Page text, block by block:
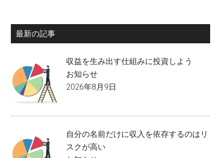
最新の記事
収益を生み出す仕組みに投資しよう
お知らせ
2026年8月9日
自分の名前だけに収入を依存するのはリ
スクが高い